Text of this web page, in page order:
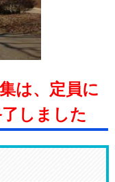
は、定員に
しました